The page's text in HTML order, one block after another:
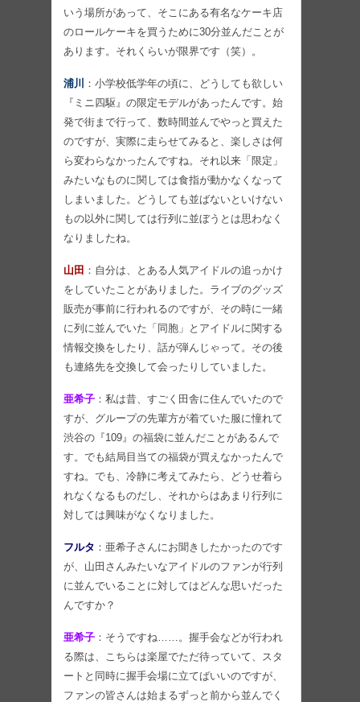
いう場所があって、そこにある有名なケーキ店
のロールケーキを買うために30分並んだことが
あります。それくらいが限界です（笑）。
浦川
：小学校低学年の頃に、どうしても欲しい
『ミニ四駆』の限定モデルがあったんです。始
発で街まで行って、数時間並んでやっと買えた
のですが、実際に走らせてみると、楽しさは何
ら変わらなかったんですね。それ以来「限定」
みたいなものに関しては食指が動かなくなって
しまいました。どうしても並ばないといけない
もの以外に関しては行列に並ぼうとは思わなく
なりましたね。
山田 ：自分は、とある人気アイドルの追っかけ
をしていたことがありました。ライブのグッズ
販売が事前に行われるのですが、その時に一緒
に列に並んでいた「同胞」とアイドルに関する
情報交換をしたり、話が弾んじゃって。その後
も連絡先を交換して会ったりしていました。
亜希子 ：私は昔、すごく田舎に住んでいたので
すが、グループの先輩方が着ていた服に憧れて
渋谷の『109』の福袋に並んだことがあるんで
す。でも結局目当ての福袋が買えなかったんで
すね。でも、冷静に考えてみたら、どうせ着ら
れなくなるものだし、それからはあまり行列に
対しては興味がなくなりました。
フルタ ：亜希子さんにお聞きしたかったのです
が、山田さんみたいなアイドルのファンが行列
に並んでいることに対してはどんな思いだった
んですか？
亜希子 ：そうですね……。握手会などが行われ
る際は、こちらは楽屋でただ待っていて、スタ
ートと同時に握手会場に立てばいいのですが、
ファンの皆さんは始まるずっと前から並んでく